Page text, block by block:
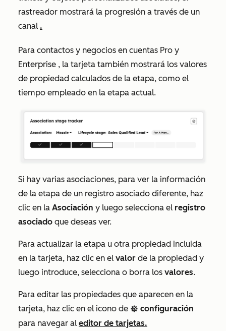
rastreador mostrará la progresión a través de un
canal .
Para contactos y negocios en cuentas Pro y
Enterprise , la tarjeta también mostrará los valores
de propiedad calculados de la etapa, como el
tiempo empleado en la etapa actual.
Si hay varias asociaciones, para ver la información
de la etapa de un registro asociado diferente, haz
clic en la Asociación y luego selecciona el registro
asociado que deseas ver.
Para actualizar la etapa u otra propiedad incluida
en la tarjeta, haz clic en el valor de la propiedad y
luego introduce, selecciona o borra los valores.
Para editar las propiedades que aparecen en la
tarjeta, haz clic en el icono de settings configuración
para navegar al editor de tarjetas.